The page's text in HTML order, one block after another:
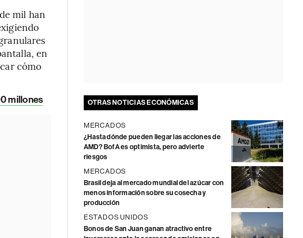
mil han
en
cómo
millones OTRAS NOTICIAS ECONÓMICAS
MERCADOS
¿Hasta dónde pueden llegar las acciones de
AMD? BofA es optimista, pero advierte
riesgos
MERCADOS
Brasil deja al mercado mundial del azúcar con
menos información sobre su cosecha y
producción
ESTADOS UNIDOS
Bonos de San Juan ganan atractivo entre